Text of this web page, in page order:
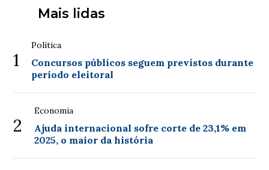
Mais lidas
1
Política
Concursos públicos seguem previstos durante
período eleitoral
2
Economia
Ajuda internacional sofre corte de 23,1% em
2025, o maior da história